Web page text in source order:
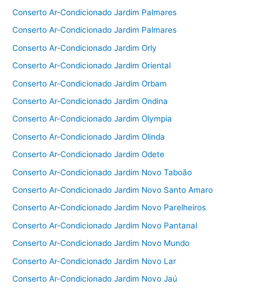
Conserto Ar-Condicionado Jardim Palmares
Conserto Ar-Condicionado Jardim Palmares
Conserto Ar-Condicionado Jardim Orly
Conserto Ar-Condicionado Jardim Oriental
Conserto Ar-Condicionado Jardim Orbam
Conserto Ar-Condicionado Jardim Ondina
Conserto Ar-Condicionado Jardim Olympia
Conserto Ar-Condicionado Jardim Olinda
Conserto Ar-Condicionado Jardim Odete
Conserto Ar-Condicionado Jardim Novo Taboão
Conserto Ar-Condicionado Jardim Novo Santo Amaro
Conserto Ar-Condicionado Jardim Novo Parelheiros
Conserto Ar-Condicionado Jardim Novo Pantanal
Conserto Ar-Condicionado Jardim Novo Mundo
Conserto Ar-Condicionado Jardim Novo Lar
Conserto Ar-Condicionado Jardim Novo Jaú